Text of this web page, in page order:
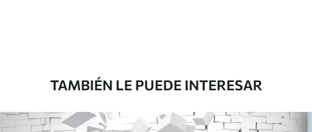
Vinilo Premium
199833.33119900 .00
TAMBIÉN LE PUEDE INTERESAR